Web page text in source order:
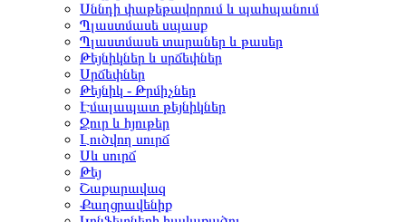
Սննդի փաթեթավորում և պահպանում
Պլաստմասե սպասք
Պլաստմասե տարաներ և թասեր
Թեյնիկներ և սրճեփներ
Սրճեփներ
Թեյնիկ - Թրմիչներ
Էմալապատ թեյնիկներ
Ջուր և հյութեր
Լուծվող սուրճ
Սև սուրճ
Թեյ
Շաքարավազ
Քաղցրավենիք